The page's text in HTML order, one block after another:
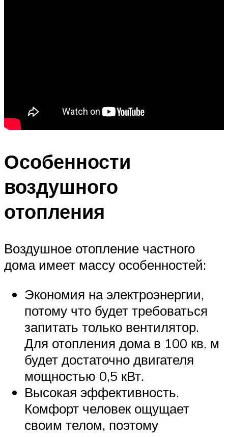
Особенности
воздушного
отопления
Воздушное отопление частного
дома имеет массу особенностей:
Экономия на электроэнергии,
потому что будет требоваться
запитать только вентилятор.
Для отопления дома в 100 кв. м
будет достаточно двигателя
мощностью 0,5 кВт.
Высокая эффективность.
Комфорт человек ощущает
своим телом, поэтому